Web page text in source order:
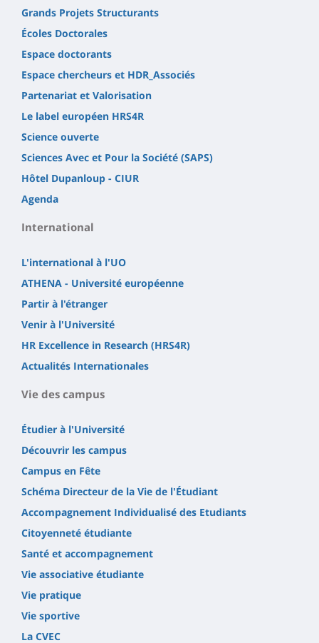
Grands Projets Structurants
Écoles Doctorales
Espace doctorants
Espace chercheurs et HDR_Associés
Partenariat et Valorisation
Le label européen HRS4R
Science ouverte
Sciences Avec et Pour la Société (SAPS)
Hôtel Dupanloup - CIUR
Agenda
International
L'international à l'UO
ATHENA - Université européenne
Partir à l'étranger
Venir à l'Université
HR Excellence in Research (HRS4R)
Actualités Internationales
Vie des campus
Étudier à l'Université
Découvrir les campus
Campus en Fête
Schéma Directeur de la Vie de l'Étudiant
Accompagnement Individualisé des Etudiants
Citoyenneté étudiante
Santé et accompagnement
Vie associative étudiante
Vie pratique
Vie sportive
La CVEC